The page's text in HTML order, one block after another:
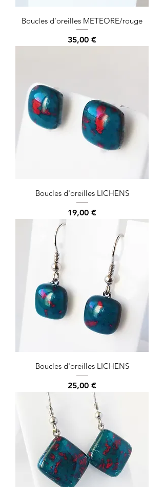
Boucles d'oreilles METEORE/rouge
Prix
35,00 €
Boucles d'oreilles LICHENS
Prix
19,00 €
Boucles d'oreilles LICHENS
Prix
25,00 €